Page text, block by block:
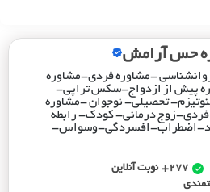
حس آرامش
-مشاوره فردی-مشاوره
پیش از ازدواج-سکس تراپی-
تحصیلی- نوجوان -مشاوره
زوج درمانی- کود‌ک- رابطه
اضطراب-افسردگی-وسواس-
277+
نوبت آنلاین